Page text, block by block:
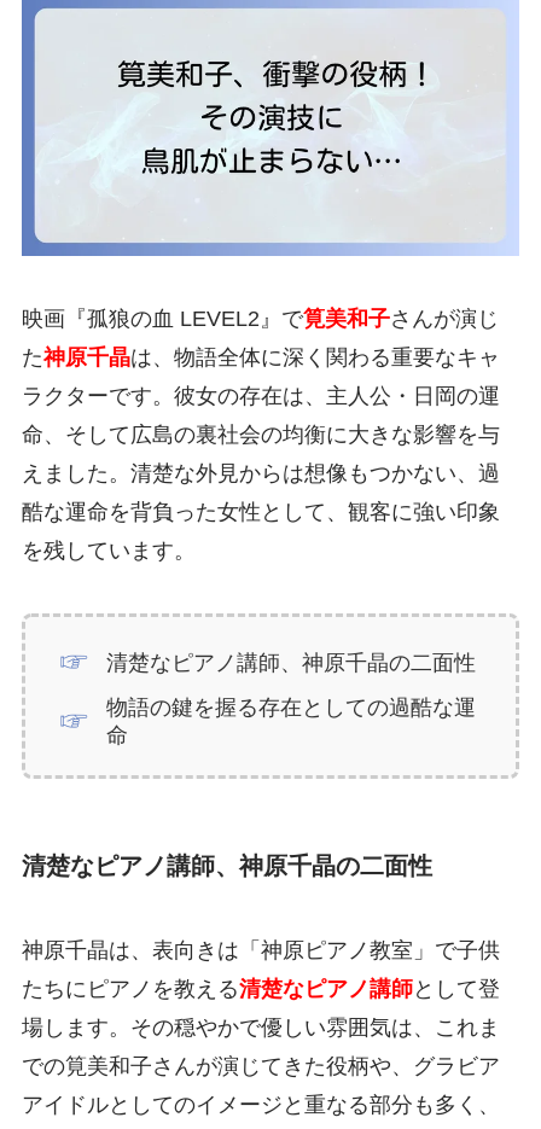
映画『孤狼の血 LEVEL2』で筧美和子さんが演じ
た神原千晶は、物語全体に深く関わる重要なキャ
ラクターです。彼女の存在は、主人公・日岡の運
命、そして広島の裏社会の均衡に大きな影響を与
えました。清楚な外見からは想像もつかない、過
酷な運命を背負った女性として、観客に強い印象
を残しています。
清楚なピアノ講師、神原千晶の二面性
物語の鍵を握る存在としての過酷な運
命
清楚なピアノ講師、神原千晶の二面性
神原千晶は、表向きは「神原ピアノ教室」で子供
たちにピアノを教える清楚なピアノ講師として登
場します。その穏やかで優しい雰囲気は、これま
での筧美和子さんが演じてきた役柄や、グラビア
アイドルとしてのイメージと重なる部分も多く、